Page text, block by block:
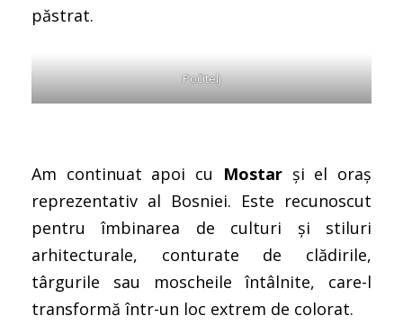
păstrat.
Počitelj
Am continuat apoi cu Mostar și el oraș
reprezentativ al Bosniei. Este recunoscut
pentru îmbinarea de culturi și stiluri
arhitecturale, conturate de clădirile,
târgurile sau moscheile întâlnite, care-l
transformă într-un loc extrem de colorat.